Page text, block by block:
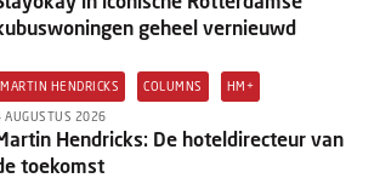
geheel vernieuwd
MARTIN HENDRICKS COLUMNS HM+
AUGUSTUS 2026
Hendricks: De hoteldirecteur van
toekomst